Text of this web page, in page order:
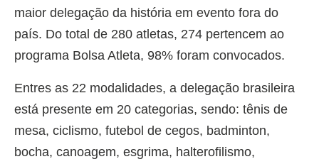
maior delegação da história em evento fora do
país. Do total de 280 atletas, 274 pertencem ao
programa Bolsa Atleta, 98% foram convocados.
Entres as 22 modalidades, a delegação brasileira
está presente em 20 categorias, sendo: tênis de
mesa, ciclismo, futebol de cegos, badminton,
bocha, canoagem, esgrima, halterofilismo,